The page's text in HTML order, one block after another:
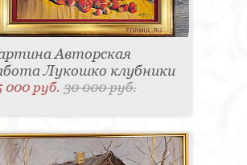
Авторская
Лукошко клубники
000 руб.30 000 руб.